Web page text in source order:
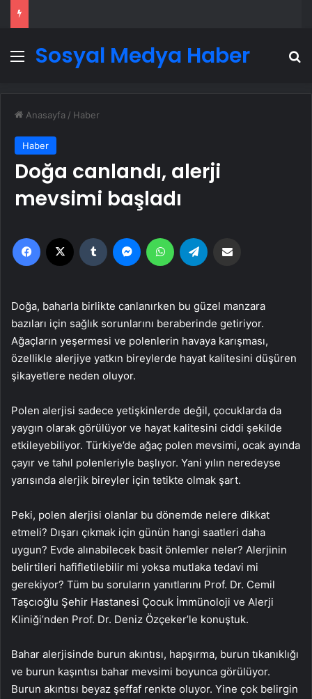
Menü
Sosyal Medya Haber
Anasayfa / Haber
Haber
Doğa canlandı, alerji
mevsimi başladı
Facebook Tumblr MessengerWhatsApp
Doğa, baharla birlikte canlanırken bu güzel manzara
bazıları için sağlık sorunlarını beraberinde getiriyor.
Ağaçların yeşermesi ve polenlerin havaya karışması,
özellikle alerjiye yatkın bireylerde hayat kalitesini düşüren
şikayetlere neden oluyor.
Polen alerjisi sadece yetişkinlerde değil, çocuklarda da
yaygın olarak görülüyor ve hayat kalitesini ciddi şekilde
etkileyebiliyor. Türkiye’de ağaç polen mevsimi, ocak ayında
çayır ve tahıl polenleriyle başlıyor. Yani yılın neredeyse
yarısında alerjik bireyler için tetikte olmak şart.
Peki, polen alerjisi olanlar bu dönemde nelere dikkat
etmeli? Dışarı çıkmak için günün hangi saatleri daha
uygun? Evde alınabilecek basit önlemler neler? Alerjinin
belirtileri hafifletilebilir mi yoksa mutlaka tedavi mi
gerekiyor? Tüm bu soruların yanıtlarını Prof. Dr. Cemil
Taşcıoğlu Şehir Hastanesi Çocuk İmmünoloji ve Alerji
Kliniği’nden Prof. Dr. Deniz Özçeker’le konuştuk.
Bahar alerjisinde burun akıntısı, hapşırma, burun tıkanıklığı
ve burun kaşıntısı bahar mevsimi boyunca görülüyor.
Burun akıntısı beyaz şeffaf renkte oluyor. Yine çok belirgin